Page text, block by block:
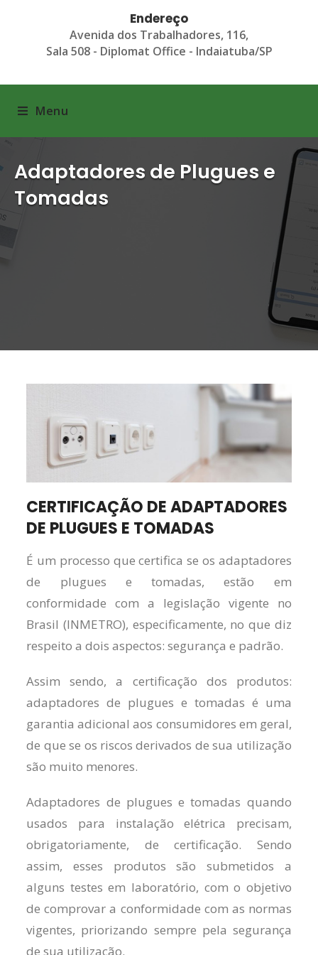
Endereço
Avenida dos Trabalhadores, 116,
Sala 508 - Diplomat Office - Indaiatuba/SP
Menu
Adaptadores de Plugues e
Tomadas
CERTIFICAÇÃO DE ADAPTADORES
DE PLUGUES E TOMADAS
É um processo que certifica se os adaptadores
de plugues e tomadas, estão em
conformidade com a legislação vigente no
Brasil (INMETRO), especificamente, no que diz
respeito a dois aspectos: segurança e padrão.
Assim sendo, a certificação dos produtos:
adaptadores de plugues e tomadas é uma
garantia adicional aos consumidores em geral,
de que se os riscos derivados de sua utilização
são muito menores.
Adaptadores de plugues e tomadas quando
usados para instalação elétrica precisam,
obrigatoriamente, de certificação. Sendo
assim, esses produtos são submetidos a
alguns testes em laboratório, com o objetivo
de comprovar a conformidade com as normas
vigentes, priorizando sempre pela segurança
de sua utilização.